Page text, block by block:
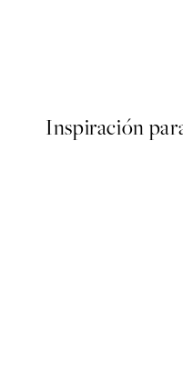
Inspiración